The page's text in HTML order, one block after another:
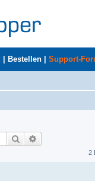
Bestellen Support-
Suche
2